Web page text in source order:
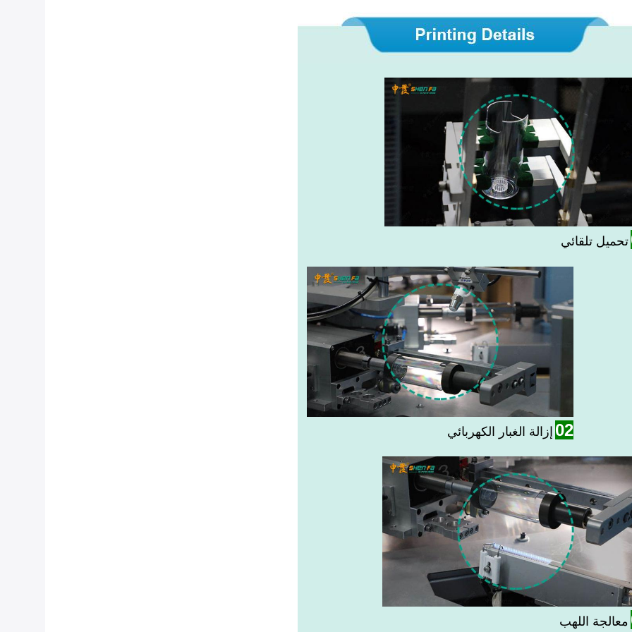
تحميل تلقائي
02 إزالة الغبار الكهربائي
معالجة اللهب